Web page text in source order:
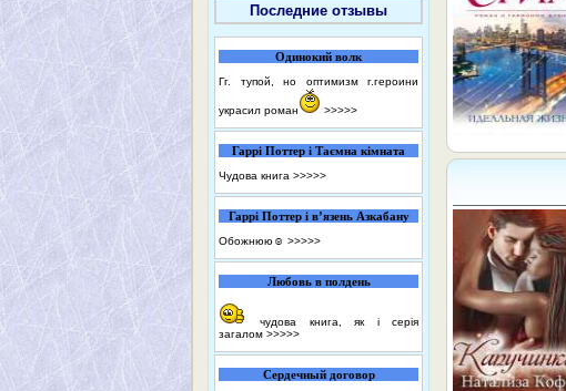
Последние отзывы
Одинокий волк
Гг. тупой, но оптимизм г.героини
украсил роман >>>>>
Гаррі Поттер і Таємна кімната
Чудова книга >>>>>
Гаррі Поттер і в’язень Азкабану
Обожнюю☺️ >>>>>
Любовь в полдень
чудова книга, як і серія
загалом >>>>>
Сердечный договор